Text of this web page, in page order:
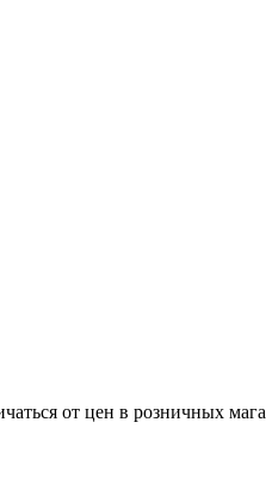
от цен в розничных